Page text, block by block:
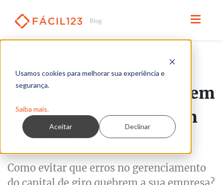
Usamos cookies para melhorar sua experiência e
segurança.
Saiba mais.
Aceitar Declinar
Como evitar que erros em
capital de giro quebrem
sua empresa?
Como evitar que erros no gerenciamento